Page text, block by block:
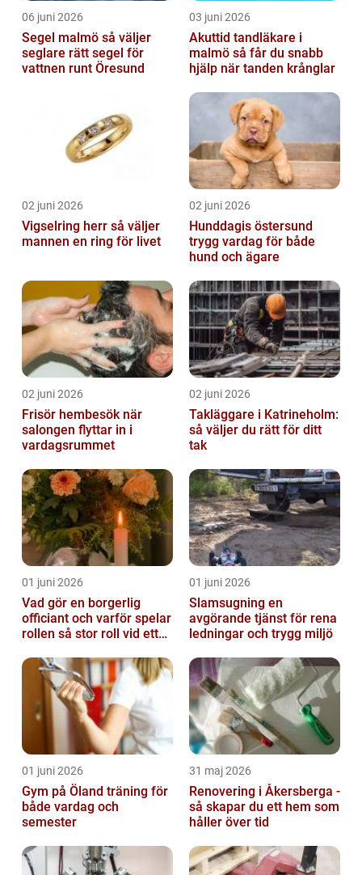
06 juni 2026
Segel malmö så väljer
seglare rätt segel för
vattnen runt Öresund
03 juni 2026
Akuttid tandläkare i
malmö så får du snabb
hjälp när tanden krånglar
02 juni 2026
Vigselring herr så väljer
mannen en ring för livet
02 juni 2026
Hunddagis östersund
trygg vardag för både
hund och ägare
02 juni 2026
Frisör hembesök när
salongen flyttar in i
vardagsrummet
02 juni 2026
Takläggare i Katrineholm:
så väljer du rätt för ditt
tak
01 juni 2026
Vad gör en borgerlig
officiant och varför spelar
rollen så stor roll vid ett
01 juni 2026
Slamsugning en
avgörande tjänst för rena
ledningar och trygg miljö
01 juni 2026
Gym på Öland träning för
både vardag och
semester
31 maj 2026
Renovering i Åkersberga -
så skapar du ett hem som
håller över tid